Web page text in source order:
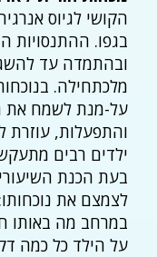
הקושי לגיוס
בגפו. ההתנסויות
ובהתמדה עד
מלכתחילה.
על-מנת לשמח את
והתפעלות, עוזרת
ילדים רבים
בעת הכנת
לצמצם את
במרחב מה באותו
על הילד כל כמה